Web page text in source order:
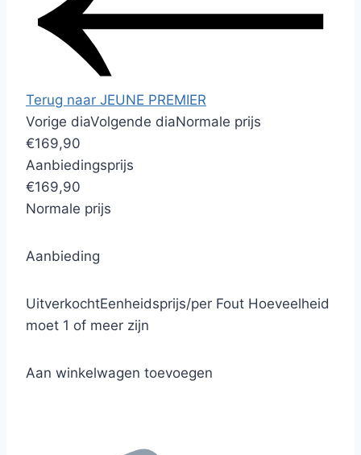
Terug naar JEUNE PREMIER
Vorige diaVolgende diaNormale prijs
€169,90
Aanbiedingsprijs
€169,90
Normale prijs
Aanbieding
UitverkochtEenheidsprijs/per Fout Hoeveelheid
moet 1 of meer zijn
Aan winkelwagen toevoegen